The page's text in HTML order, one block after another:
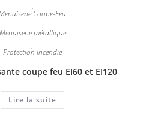
,
Coupe-Feu
,
Menuiserie métallique
,
Protection Incendie
coupe feu EI60 et EI120
Lire la suite